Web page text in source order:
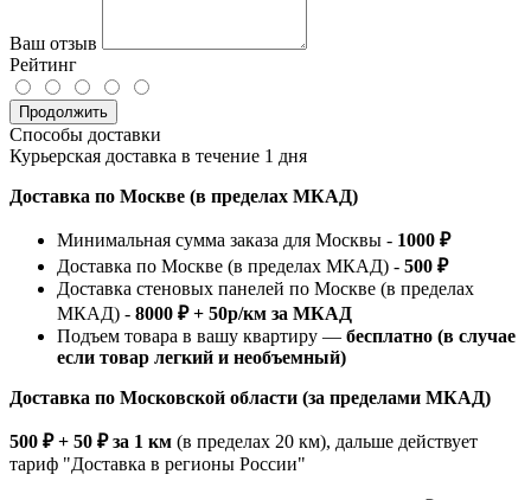
Ваш отзыв
Рейтинг
Продолжить
Способы доставки
Курьерская доставка в течение 1 дня
Доставка по Москве (в пределах МКАД)
Минимальная сумма заказа для Москвы - 1000 ₽
Доставка по Москве (в пределах МКАД) - 500 ₽
Доставка стеновых панелей по Москве (в пределах
МКАД) - 8000 ₽ + 50р/км за МКАД
Подъем товара в вашу квартиру — бесплатно (в случае
если товар легкий и необъемный)
Доставка по Московской области (за пределами МКАД)
500 ₽ + 50 ₽ за 1 км (в пределах 20 км), дальше действует
тариф "Доставка в регионы России"